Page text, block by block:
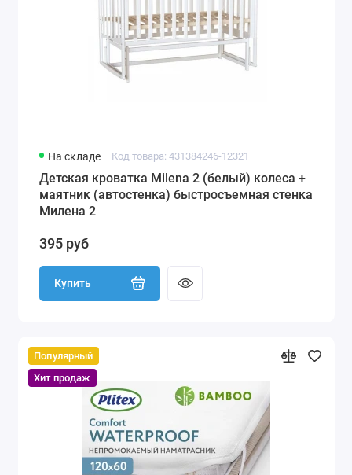
На складе Код товара: 431384246-12321
Детская кроватка Milena 2 (белый) колеса +
маятник (автостенка) быстросъемная стенка
Милена 2
395 руб
Купить
Популярный
Хит продаж